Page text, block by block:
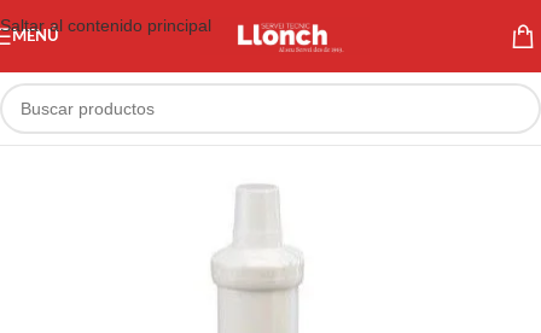
Saltar al contenido principal
MENÚ